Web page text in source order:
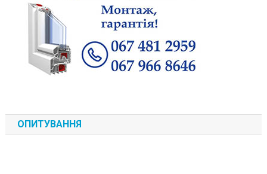
ОПИТУВАННЯ